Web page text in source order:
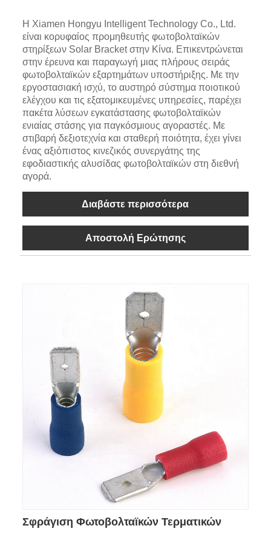
Η Xiamen Hongyu Intelligent Technology Co., Ltd.
είναι κορυφαίος προμηθευτής φωτοβολταϊκών
στηρίξεων Solar Bracket στην Κίνα. Επικεντρώνεται
στην έρευνα και παραγωγή μιας πλήρους σειράς
φωτοβολταϊκών εξαρτημάτων υποστήριξης. Με την
εργοστασιακή ισχύ, το αυστηρό σύστημα ποιοτικού
ελέγχου και τις εξατομικευμένες υπηρεσίες, παρέχει
πακέτα λύσεων εγκατάστασης φωτοβολταϊκών
ενιαίας στάσης για παγκόσμιους αγοραστές. Με
στιβαρή δεξιοτεχνία και σταθερή ποιότητα, έχει γίνει
ένας αξιόπιστος κινεζικός συνεργάτης της
εφοδιαστικής αλυσίδας φωτοβολταϊκών στη διεθνή
αγορά.
Διαβάστε περισσότερα
Αποστολή Ερώτησης
Σφράγιση Φωτοβολταϊκών Τερματικών